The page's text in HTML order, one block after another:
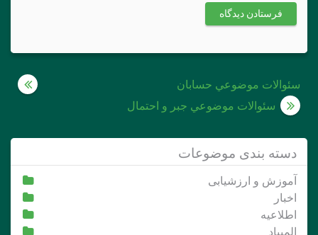
راهبری
نوشته
سئوالات موضوعي حسابان
سئوالات موضوعي جبر و احتمال
دسته بندی موضوعات
آموزش و ارزشیابی
اخبار
اطلاعیه
المپیاد